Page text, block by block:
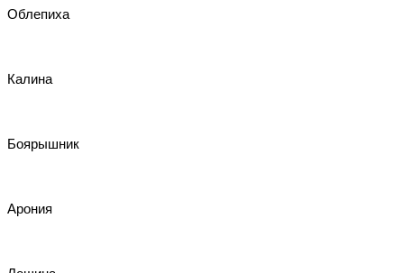
Облепиха
Калина
Боярышник
Арония